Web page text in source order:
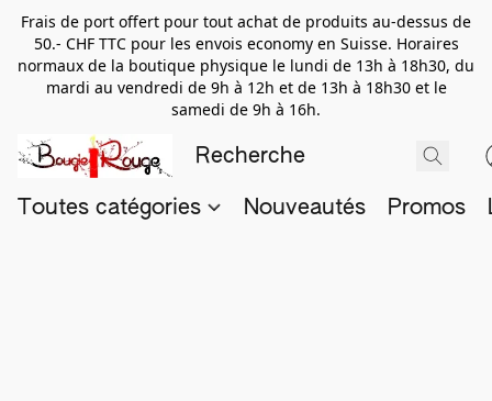
Frais de port offert pour tout achat de produits au-dessus de
50.- CHF TTC pour les envois economy en Suisse. Horaires
normaux de la boutique physique le lundi de 13h à 18h30, du
mardi au vendredi de 9h à 12h et de 13h à 18h30 et le
samedi de 9h à 16h.
Toutes catégories Nouveautés Promos